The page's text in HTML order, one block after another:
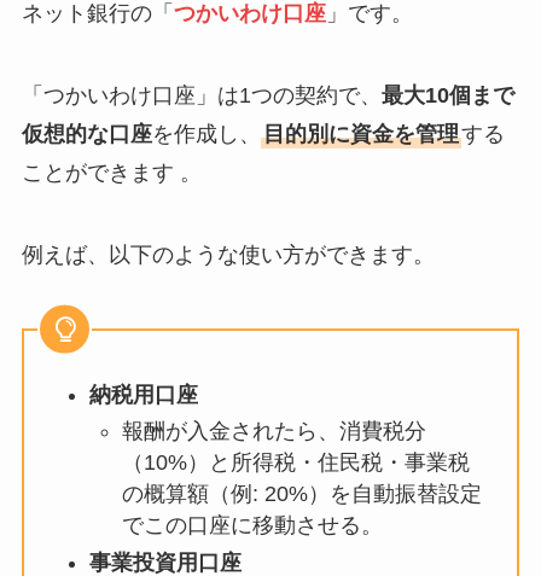
ネット銀行の「 つかいわけ口座」です。
「つかいわけ口座」は1つの契約で、 最大10個まで
仮想的な口座を作成し、 目的別に資金を管理する
ことができます 。
例えば、以下のような使い方ができます。
納税用口座
報酬が入金されたら、消費税分
（10%）と所得税・住民税・事業税
の概算額（例: 20%）を自動振替設定
でこの口座に移動させる。
事業投資用口座